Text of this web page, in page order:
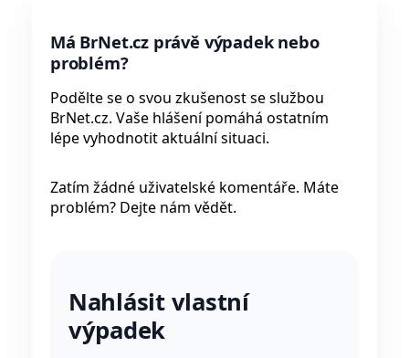
Má BrNet.cz právě výpadek nebo
problém?
Podělte se o svou zkušenost se službou
BrNet.cz. Vaše hlášení pomáhá ostatním
lépe vyhodnotit aktuální situaci.
Zatím žádné uživatelské komentáře. Máte
problém? Dejte nám vědět.
Nahlásit vlastní
výpadek